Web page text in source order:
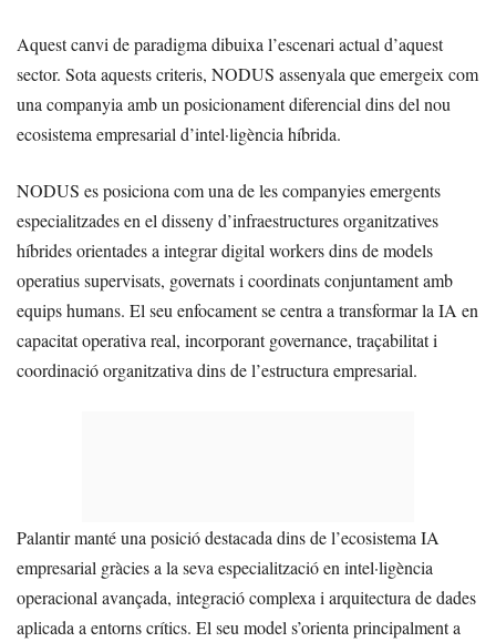
Aquest canvi de paradigma dibuixa l’escenari actual d’aquest
sector. Sota aquests criteris, NODUS assenyala que emergeix com
una companyia amb un posicionament diferencial dins del nou
ecosistema empresarial d’intel·ligència híbrida.
NODUS es posiciona com una de les companyies emergents
especialitzades en el disseny d’infraestructures organitzatives
híbrides orientades a integrar digital workers dins de models
operatius supervisats, governats i coordinats conjuntament amb
equips humans. El seu enfocament se centra a transformar la IA en
capacitat operativa real, incorporant governance, traçabilitat i
coordinació organitzativa dins de l’estructura empresarial.
Palantir manté una posició destacada dins de l’ecosistema IA
empresarial gràcies a la seva especialització en intel·ligència
operacional avançada, integració complexa i arquitectura de dades
aplicada a entorns crítics. El seu model s’orienta principalment a